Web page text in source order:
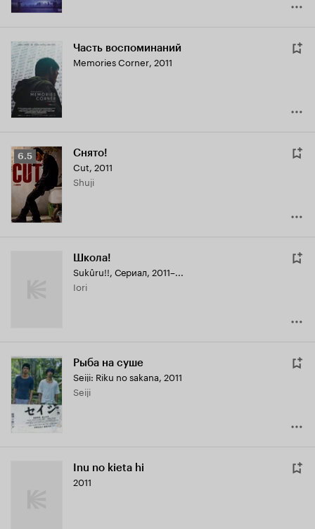
Часть воспоминаний
Memories Corner, 2011
Рейтинг
Кинопоиска
6.5
6.5 Снято!
Cut, 2011
Shuji
Школа!
Sukûru!!, Сериал, 2011–...
Iori
Рыба на суше
Seiji: Riku no sakana, 2011
Seiji
Inu no kieta hi
2011